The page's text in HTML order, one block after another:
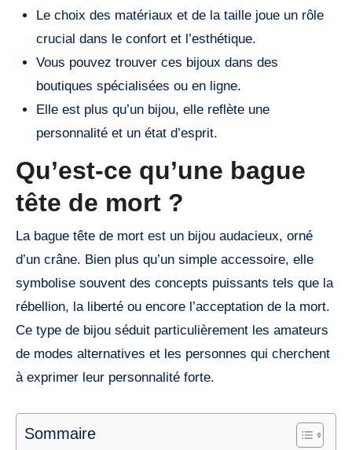
Le choix des matériaux et de la taille joue un rôle
crucial dans le confort et l’esthétique.
Vous pouvez trouver ces bijoux dans des
boutiques spécialisées ou en ligne.
Elle est plus qu’un bijou, elle reflète une
personnalité et un état d’esprit.
Qu’est-ce qu’une bague
tête de mort ?
La bague tête de mort est un bijou audacieux, orné
d’un crâne. Bien plus qu’un simple accessoire, elle
symbolise souvent des concepts puissants tels que la
rébellion, la liberté ou encore l’acceptation de la mort.
Ce type de bijou séduit particulièrement les amateurs
de modes alternatives et les personnes qui cherchent
à exprimer leur personnalité forte.
Sommaire